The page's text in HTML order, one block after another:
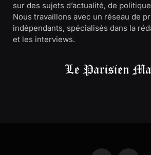
sur des sujets d’actualité, de
Nous travaillons avec un réseau de
indépendants, spécialisés dans la
et les interviews.